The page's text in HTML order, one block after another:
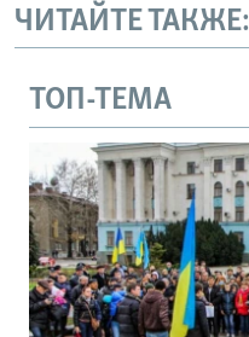
ЧИТАЙТЕ ТАКЖЕ:
ТОП-ТЕМА